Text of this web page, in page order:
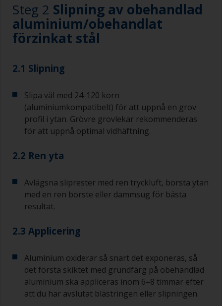
Steg 2 Slipning av obehandlad
aluminium/obehandlat
förzinkat stål
2.1 Slipning
Slipa väl med 24-120 korn
(aluminiumkompatibelt) för att uppnå en grov
profil i ytan. Grövre grovlekar rekommenderas
för att uppnå optimal vidhäftning.
2.2 Ren yta
Avlägsna sliprester med ren tryckluft, borsta ytan
med en ren borste eller dammsug för bästa
resultat.
2.3 Applicering
Aluminium oxiderar så snart det exponeras, så
det första skiktet med grundfärg på obehandlad
aluminium ska appliceras inom 6–8 timmar efter
att du har avslutat blästringen eller slipningen.